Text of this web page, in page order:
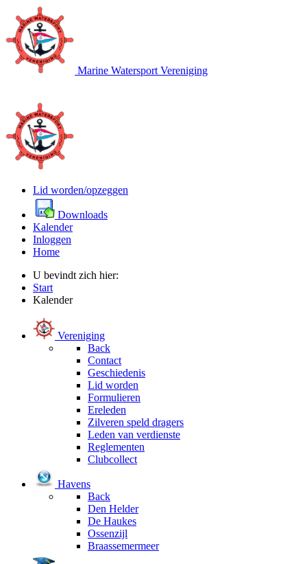
Marine Watersport Vereniging
Lid worden/opzeggen
Downloads
Kalender
Inloggen
Home
U bevindt zich hier:
Start
Kalender
Vereniging
Back
Contact
Geschiedenis
Lid worden
Formulieren
Ereleden
Zilveren speld dragers
Leden van verdienste
Reglementen
Clubcollect
Havens
Back
Den Helder
De Haukes
Ossenzijl
Braassemermeer